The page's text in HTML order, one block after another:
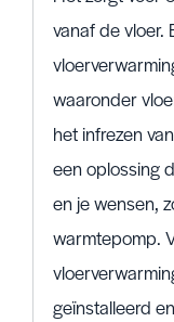
vanaf de vloer.
waaronder
het infrezen
een oplossing
en je wensen,
warmtepomp.
geïnstalleerd